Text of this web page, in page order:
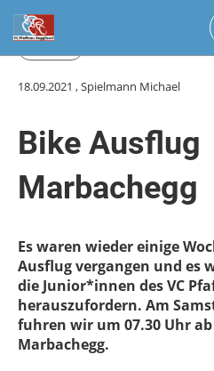
18.09.2021 , Spielmann Michael
Bike Ausflug
Marbachegg
Es waren wieder einige
Ausflug vergangen und es
die Junior*innen des VC
herauszufordern. Am
fuhren wir um 07.30 Uhr
Marbachegg.